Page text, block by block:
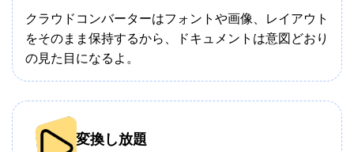
クラウドコンバーターはフォントや画像、レイアウト
をそのまま保持するから、ドキュメントは意図どおり
の見た目になるよ。
変換し放題